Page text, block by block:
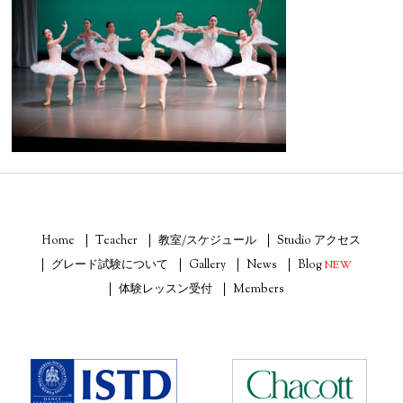
Home Teacher 教室/スケジュール
Studio アクセス
グレード試験について
Gallery News BlogNEW
体験レッスン受付
Members